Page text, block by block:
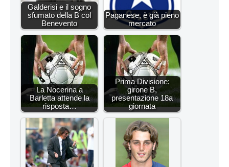
Galderisi e il sogno
sfumato della B col
Benevento
Paganese, è già pieno
mercato
La Nocerina a
Barletta attende la
risposta…
Prima Divisione:
girone B,
presentazione 18a
giornata